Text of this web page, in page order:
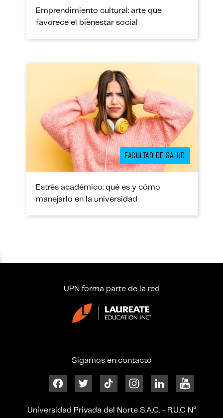
Emprendimiento cultural: arte que
favorece el bienestar social
FACULTAD DE SALUD
Estrés académico: qué es y cómo
manejarlo en la universidad
UPN forma parte de la red
Sigamos en contacto
Universidad Privada del Norte S.A.C. - R.U.C N°